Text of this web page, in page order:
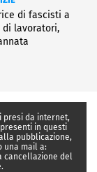
di fascisti a
lavoratori,
presi da internet,
in questi
pubblicazione,
una mail a:
cancellazione del